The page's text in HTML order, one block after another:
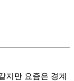
지만 요즘은 경계